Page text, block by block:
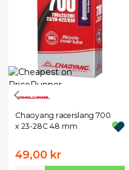
Chaoyang racerslang 700
x 23-28C 48 mm
49,00 kr